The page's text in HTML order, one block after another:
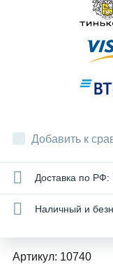
Добавить к
Доставка по
Наличный и
Артикул: 10740